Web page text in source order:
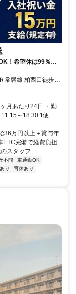
！希望休は99％考
れるルート配送！
常磐線 柏西口徒歩約
月あたり24日 ・勤
～18:30 1便
36万円以上＋賞与年
ETC完備で経費負担
スタッフ...
不問
車通勤OK
り
育休あり